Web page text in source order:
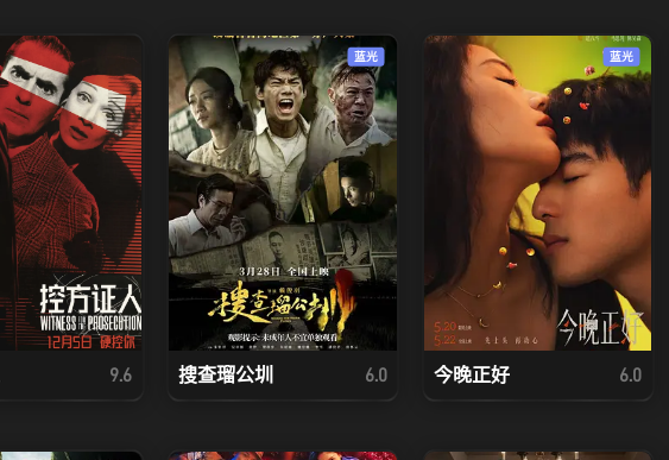
9.6
蓝光
搜查瑠公圳 6.0
蓝光
今晚正好 6.0